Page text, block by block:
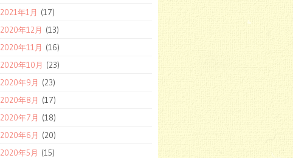
2021年1月 (17)
2020年12月 (13)
2020年11月 (16)
2020年10月 (23)
2020年9月 (23)
2020年8月 (17)
2020年7月 (18)
2020年6月 (20)
2020年5月 (15)